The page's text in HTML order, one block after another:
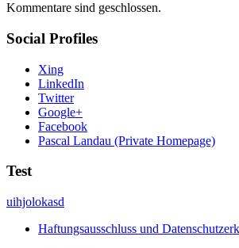
Kommentare sind geschlossen.
Social Profiles
Xing
LinkedIn
Twitter
Google+
Facebook
Pascal Landau (Private Homepage)
Test
uihjolokasd
Haftungsausschluss und